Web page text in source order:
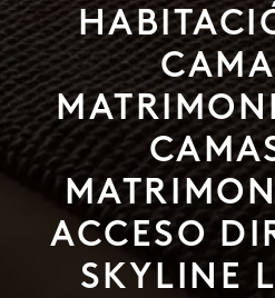
ACCESO
SKYLINE